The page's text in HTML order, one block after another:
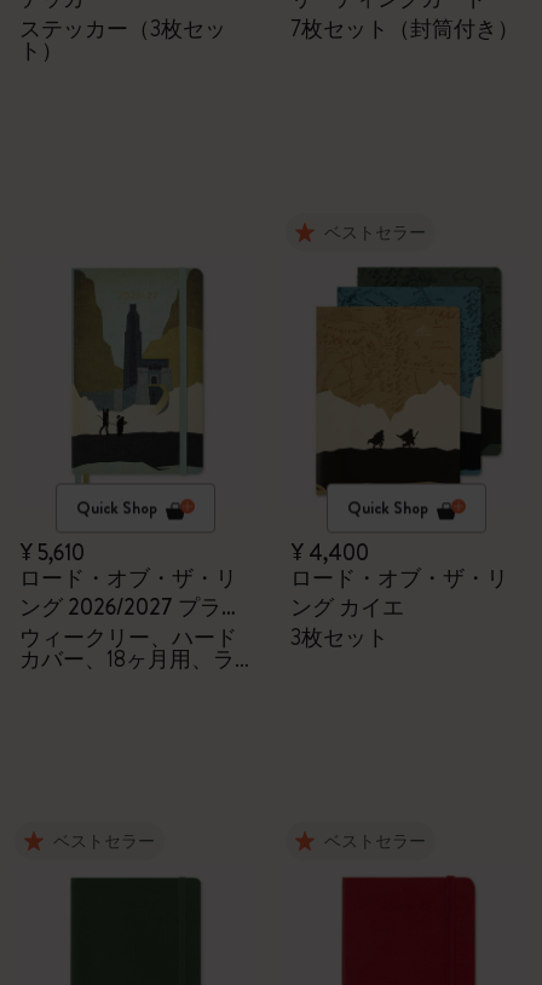
ステッカー（3枚セッ
ト）
7枚セット（封筒付き）
Quick Shop
¥ 5,610
ロード・オブ・ザ・リ
ング 2026/2027 プラン
ナー
ウィークリー、ハード
カバー、18ヶ月用、ラ
ベストセラー
Quick Shop
¥ 4,400
ロード・オブ・ザ・リ
ング カイエ
3枚セット
ベストセラー ベストセラー